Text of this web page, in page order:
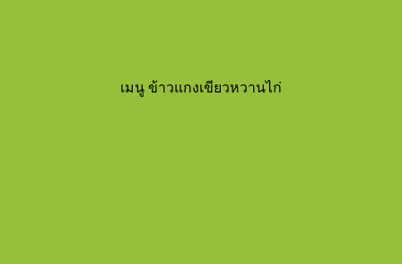
เมนู ข้าวแกงเขียวหวานไก่